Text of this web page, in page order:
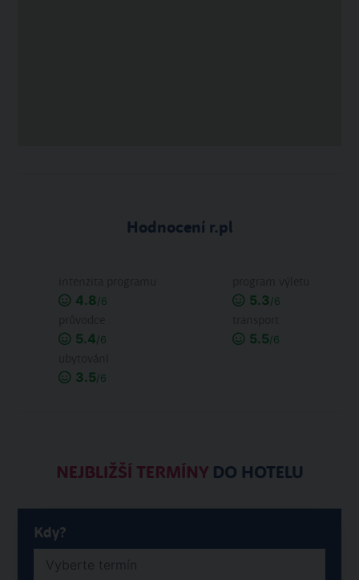
Hodnocení r.pl
4.8/6 5.3/6
5.4/6 5.5/6
3.5/6
NEJBLIŽŠÍ TERMÍNYDO HOTELU
Kdy?